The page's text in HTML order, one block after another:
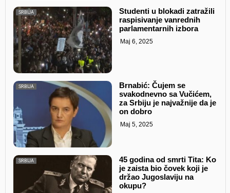
SRBIJA
Studenti u blokadi zatražili
raspisivanje vanrednih
parlamentarnih izbora
Maj 6, 2025
SRBIJA
Brnabić: Čujem se
svakodnevno sa Vučićem,
za Srbiju je najvažnije da je
on dobro
Maj 5, 2025
SRBIJA
45 godina od smrti Tita: Ko
je zaista bio čovek koji je
držao Jugoslaviju na
okupu?